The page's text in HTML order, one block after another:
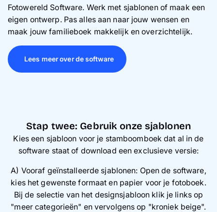
Fotowereld Software. Werk met sjablonen of maak een
eigen ontwerp. Pas alles aan naar jouw wensen en
maak jouw familieboek makkelijk en overzichtelijk.
Lees meer over de software
Stap twee: Gebruik onze sjablonen
Kies een sjabloon voor je stamboomboek dat al in de
software staat of download een exclusieve versie:
A) Vooraf geïnstalleerde sjablonen: Open de software,
kies het gewenste formaat en papier voor je fotoboek.
Bij de selectie van het designsjabloon klik je links op
"meer categorieën" en vervolgens op "kroniek beige".